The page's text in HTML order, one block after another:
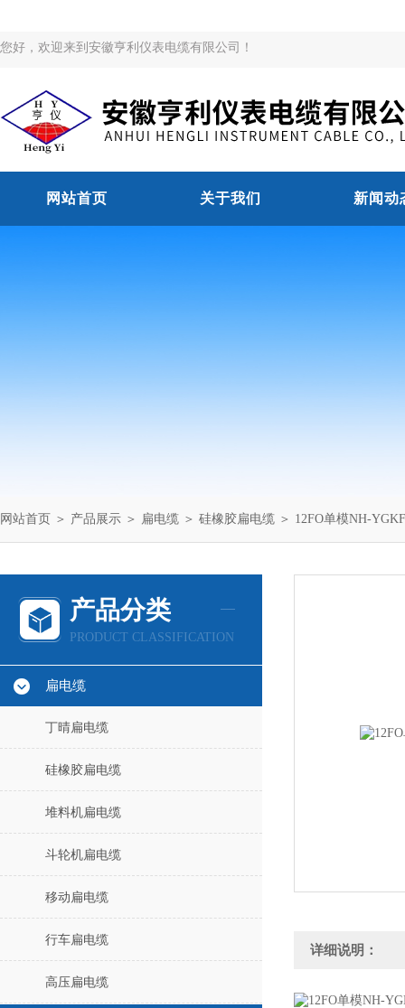
您好，欢迎来到安徽亨利仪表电缆有限公司！
网站首页 关于我们 新闻动
网站首页 ＞ 产品展示 ＞ 扁电缆 ＞ 硅橡胶扁电缆 ＞ 12FO单模NH-
产品分类
PRODUCT CLASSIFICATION
扁电缆
丁晴扁电缆
硅橡胶扁电缆
堆料机扁电缆
斗轮机扁电缆
移动扁电缆
行车扁电缆
高压扁电缆
详细说明：